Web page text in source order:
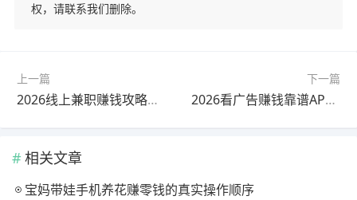
权，请联系我们删除。
上一篇
2026线上兼职赚钱攻略，零门槛高收益，新手日入100+
下一篇
2026看广告赚钱靠谱APP，零投入日结，每天轻松赚40+
相关文章
宝妈带娃手机养花赚零钱的真实操作顺序